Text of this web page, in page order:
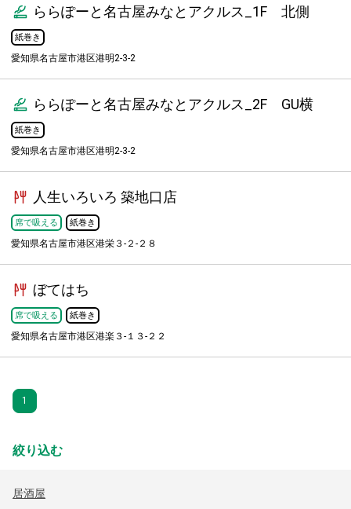
ららぽーと名古屋みなとアクルス_1F 北側
紙巻き
愛知県名古屋市港区港明2-3-2
ららぽーと名古屋みなとアクルス_2F GU横
紙巻き
愛知県名古屋市港区港明2-3-2
人生いろいろ 築地口店
席で吸える 紙巻き
愛知県名古屋市港区港栄３-２-２８
ぼてはち
席で吸える 紙巻き
愛知県名古屋市港区港楽３-１３-２２
1
絞り込む
居酒屋